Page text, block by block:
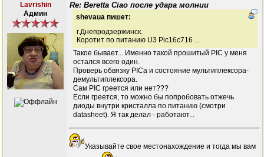
Lavrishin
Админ
Re: Beretta Ciao после удара молнии
shevaua пишет:
г.Днепродзержинск.
Коротит по питанию U3 Pic16c716 ...
Такое бывает... Именно такой прошитый PIC у меня
остался всего один.
Проверь обвязку PICа и состояние мультиплексора-
демультиплексора.
Сам PIC греется или нет???
Если греется, то можно бы попробовать отжечь
диоды внутри кристалла по питанию (смотри
datasheet). Я так делал - работают...
Указывайте свое местонахождение и тогда мы вам